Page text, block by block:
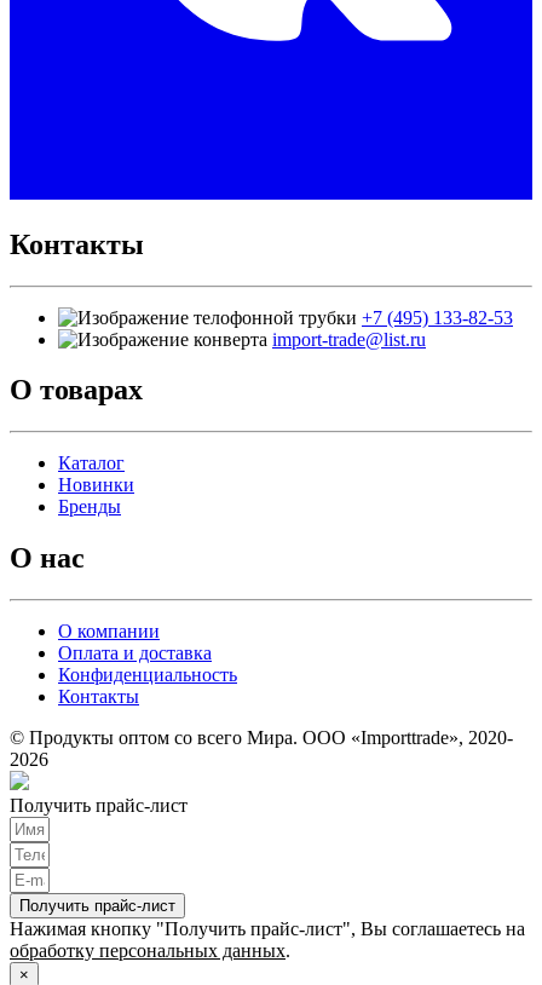
Контакты
+7 (495) 133-82-53
import-trade@list.ru
О товарах
Каталог
Новинки
Бренды
О нас
О компании
Оплата и доставка
Конфиденциальность
Контакты
© Продукты оптом со всего Мира. ООО «Importtrade», 2020-
2026
Получить прайс-лист
Получить прайс-лист
Нажимая кнопку "Получить прайс-лист", Вы соглашаетесь на
обработку персональных данных.
×